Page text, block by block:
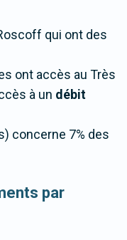
qui ont des
ont accès au Très
à un débit
concerne 7% des
par